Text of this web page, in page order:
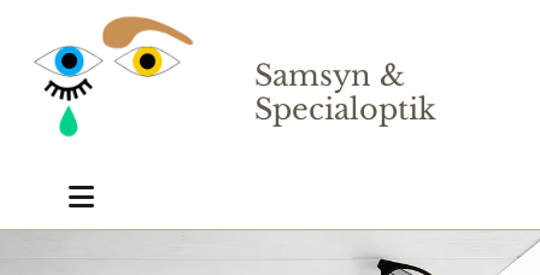
Samsyn &
Specialoptik